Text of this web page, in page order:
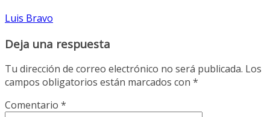
Luis Bravo
Deja una respuesta
Tu dirección de correo electrónico no será publicada. Los
campos obligatorios están marcados con *
Comentario *